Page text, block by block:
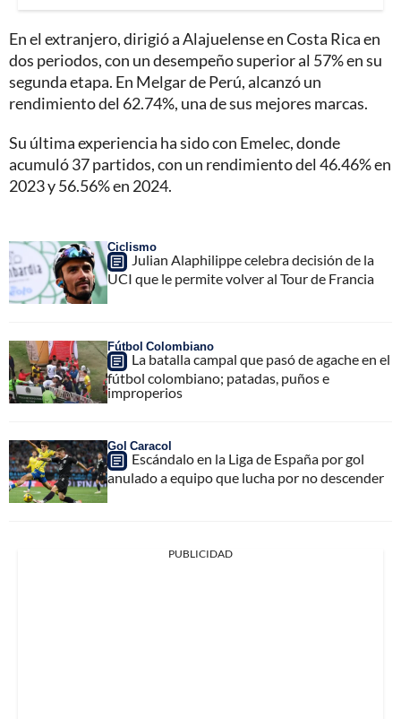
En el extranjero, dirigió a Alajuelense en Costa Rica en
dos periodos, con un desempeño superior al 57% en su
segunda etapa. En Melgar de Perú, alcanzó un
rendimiento del 62.74%, una de sus mejores marcas.
Su última experiencia ha sido con Emelec, donde
acumuló 37 partidos, con un rendimiento del 46.46% en
2023 y 56.56% en 2024.
Ciclismo
Julian Alaphilippe celebra decisión de la
UCI que le permite volver al Tour de Francia
Fútbol Colombiano
La batalla campal que pasó de agache en el
fútbol colombiano; patadas, puños e
improperios
Gol Caracol
Escándalo en la Liga de España por gol
anulado a equipo que lucha por no descender
PUBLICIDAD